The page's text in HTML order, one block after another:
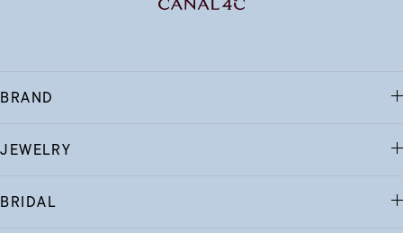
BRAND
JEWELRY
BRIDAL